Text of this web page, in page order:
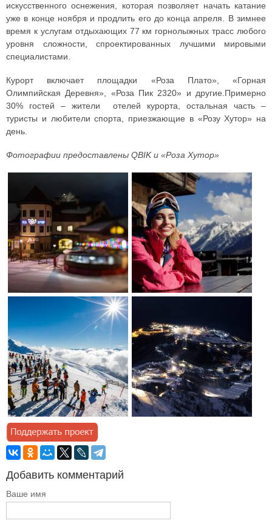
искусственного оснежения, которая позволяет начать катание
уже в конце ноября и продлить его до конца апреля. В зимнее
время к услугам отдыхающих 77 км горнолыжных трасс любого
уровня сложности, спроектированных лучшими мировыми
специалистами.
Курорт включает площадки «Роза Плато», «Горная
Олимпийская Деревня», «Роза Пик 2320» и другие.Примерно
30% гостей – жители отелей курорта, остальная часть –
туристы и любители спорта, приезжающие в «Розу Хутор» на
день.
Фотографии предоставлены QBIK и «Роза Хутор»
Добавить комментарий
Ваше имя